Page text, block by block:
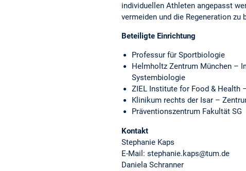
individuellen Athleten angepasst
vermeiden und die Regeneration zu
Beteiligte Einrichtung
Professur für Sportbiologie
Helmholtz Zentrum München –
Systembiologie
ZIEL Institute for Food & Health
Klinikum rechts der Isar –
Präventionszentrum Fakultät SG
Kontakt
Stephanie Kaps
E-Mail: stephanie.kaps@tum.de
Daniela Schranner